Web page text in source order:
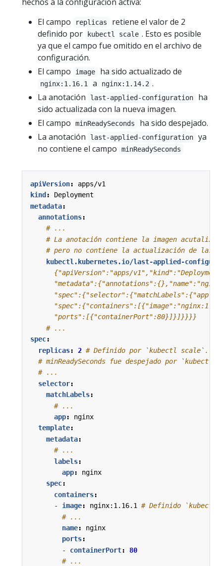
El campo
replicas
retiene el valor de 2
definido por
kubectl scale . Esto es posible
ya que el campo fue omitido en el archivo de
configuración.
El campo
image ha sido actualizado de
nginx:1.16.1 a nginx:1.14.2 .
La anotación
last-applied-configuration
ha
sido actualizada con la nueva imagen.
El campo
minReadySeconds
ha sido despejado.
La anotación
last-applied-configuration
ya
no contiene el campo
minReadySeconds
apiVersion:
apps/v1
kind :
Deployment
metadata:
annotations:
# ...
# La anotación contiene la imagen
# pero no contiene la actualización de las
kubectl.kubernetes.io/last-applied-
      "ports":[{"containerPort":80}]}]}}}}
# ...
spec:
replicas: 2 # Definido por `kubectl scale`.
# minReadySeconds fue despejado por `kubectl
# ...
selector:
matchLabels:
# ...
app:
nginx
template:
metadata:
# ...
labels:
app:
nginx
spec:
containers:
- image: nginx:1.16.1
# Definido `kubectl
# ...
name:
nginx
ports:
- containerPort:
80
# ...